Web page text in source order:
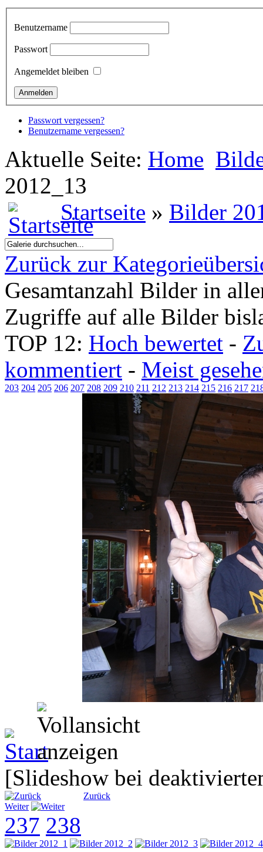
Benutzername
Passwort
Angemeldet bleiben
Passwort vergessen?
Benutzername vergessen?
Aktuelle Seite: Home
2012_13
Startseite » Bilder
Zurück zur
Gesamtanzahl Bilder in
Zugriffe auf alle Bilder
TOP 12: Hoch bewertet -
kommentiert - Meist
203 204 205 206 207 208 209 210 211 212 213 214 215 216 217
[Slideshow bei
Zurück
Weiter
237 238